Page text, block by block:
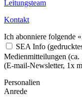
Leitungsteam
Kontakt
Ich abonniere folgende
SEA Info
Medienmitteilungen
(E-mail-Newsletter, 1x
Personalien
Anrede